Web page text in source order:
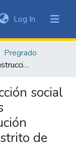
Log In (current)
Pregrado
El Reguetón y la construcción social del género: el caso de los adolescentes de la Institución Educativa Nuevo Latir, Distrito de Aguablanca de la ciudad de Cali
social
de